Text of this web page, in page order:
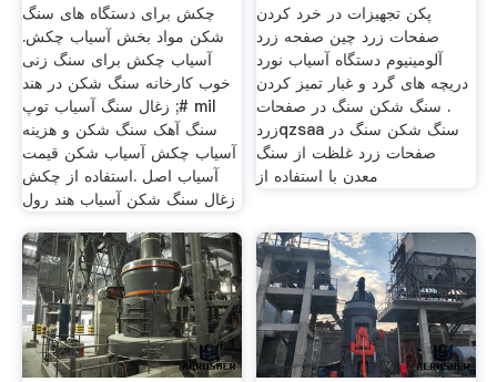
چکش برای دستگاه های سنگ
شکن مواد بخش آسیاب چکش.
آسیاب چکش برای سنگ زنی
خوب کارخانه سنگ شکن در هند
#; زغال سنگ آسیاب توپ mil
سنگ آهک سنگ شکن و هزینه
آسیاب چکش آسیاب شکن قیمت
آسیاب اصل .استفاده از چکش
زغال سنگ شکن آسیاب هند رول
پکن تجهیزات در خرد کردن
صفحات زرد چین صفحه زرد
آلومینیوم دستگاه آسیاب نورد
دریچه های گرد و غبار تمیز کردن
. سنگ شکن سنگ در صفحات
زردqzsaa سنگ شکن سنگ در
صفحات زرد غلظت از سنگ
معدن با استفاده از